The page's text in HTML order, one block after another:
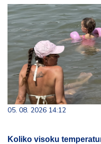
05. 08. 2026 14:12
Koliko visoku